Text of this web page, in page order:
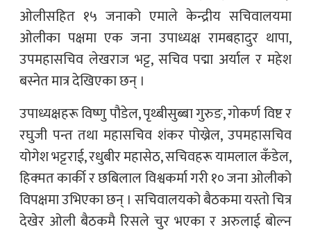
ओलीसहित १५ जनाको एमाले केन्द्रीय सचिवालयमा
ओलीका पक्षमा एक जना उपाध्यक्ष रामबहादुर थापा,
उपमहासचिव लेखराज भट्ट, सचिव पद्मा अर्याल र महेश
बस्नेत मात्र देखिएका छन् ।
उपाध्यक्षहरू विष्णु पौडेल, पृथ्बीसुब्बा गुरुङ, गोकर्ण विष्ट र
रघुजी पन्त तथा महासचिव शंकर पोख्रेल, उपमहासचिव
योगेश भट्टराई, रधुबीर महासेठ, सचिवहरू यामलाल कँडेल,
हिक्मत कार्की र छबिलाल विश्वकर्मा गरी १० जना ओलीको
विपक्षमा उभिएका छन् । सचिवालयको बैठकमा यस्तो चित्र
देखेर ओली बैठकमै रिसले चुर भएका र अरुलाई बोल्न